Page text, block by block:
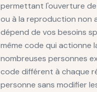
permettant l'ouverture de
ou à la reproduction non
dépend de vos besoins
même code qui actionne
nombreuses personnes
code différent à chaque
personne sans modifier